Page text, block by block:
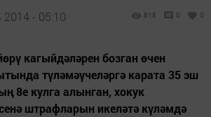
- 05:10 818 0 0
кагыйдәләрен бозган өчен
түләмәүчеләргә карата 35 эш
8е кулга алынган, хокук
штрафларын икеләтә күләмдә